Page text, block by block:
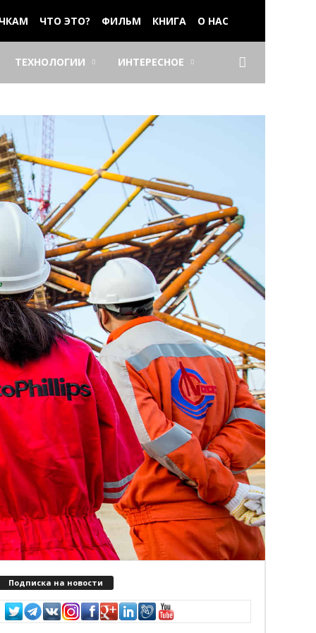
ЧТО ЭТО? ФИЛЬМ КНИГА О НАС
ТЕХНОЛОГИИ ИНТЕРЕСНОЕ
Подписка на новости